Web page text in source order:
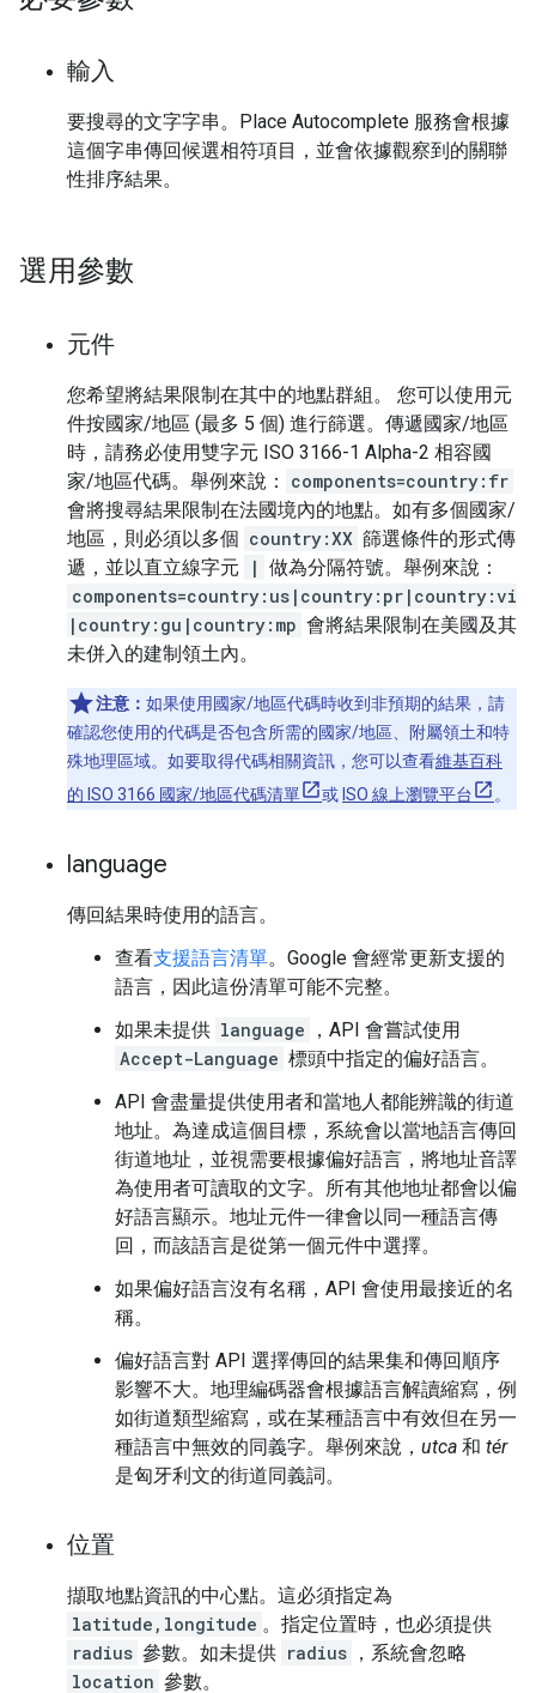
輸入
要搜尋的文字字串。Place Autocomplete 服務會根據
這個字串傳回候選相符項目，並會依據觀察到的關聯
性排序結果。
選用參數
元件
您希望將結果限制在其中的地點群組。 您可以使用元
件按國家/地區 (最多 5 個) 進行篩選。傳遞國家/地區
時，請務必使用雙字元 ISO 3166-1 Alpha-2 相容國
家/地區代碼。舉例來說：
components=country:fr
會將搜尋結果限制在法國境內的地點。如有多個國家/
地區，則必須以多個 country:XX 篩選條件的形式傳
遞，並以直立線字元
| 做為分隔符號。舉例來說：
components=country:us|country:pr|country:vi
|country:gu|country:mp 會將結果限制在美國及其
未併入的建制領土內。
注意： 如果使用國家/地區代碼時收到非預期的結果，請
確認您使用的代碼是否包含所需的國家/地區、附屬領土和特
殊地理區域。如要取得代碼相關資訊，您可以查看維基百科
的 ISO 3166 國家/地區代碼清單
或 ISO 線上瀏覽平台 。
language
傳回結果時使用的語言。
查看支援語言清單。Google 會經常更新支援的
語言，因此這份清單可能不完整。
如果未提供 language
，API 會嘗試使用
Accept-Language 標頭中指定的偏好語言。
API 會盡量提供使用者和當地人都能辨識的街道
地址。為達成這個目標，系統會以當地語言傳回
街道地址，並視需要根據偏好語言，將地址音譯
為使用者可讀取的文字。所有其他地址都會以偏
好語言顯示。地址元件一律會以同一種語言傳
回，而該語言是從第一個元件中選擇。
如果偏好語言沒有名稱，API 會使用最接近的名
稱。
偏好語言對 API 選擇傳回的結果集和傳回順序
影響不大。地理編碼器會根據語言解讀縮寫，例
如街道類型縮寫，或在某種語言中有效但在另一
種語言中無效的同義字。舉例來說， utca 和 tér
是匈牙利文的街道同義詞。
位置
擷取地點資訊的中心點。這必須指定為
latitude,longitude 。指定位置時，也必須提供
radius 參數。如未提供 radius ，系統會忽略
location 參數。